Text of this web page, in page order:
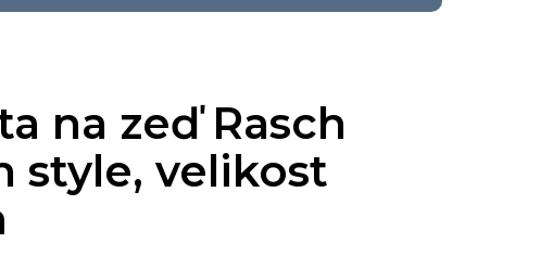
na zeď Rasch
style, velikost